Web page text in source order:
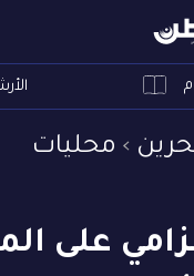
محليات
على